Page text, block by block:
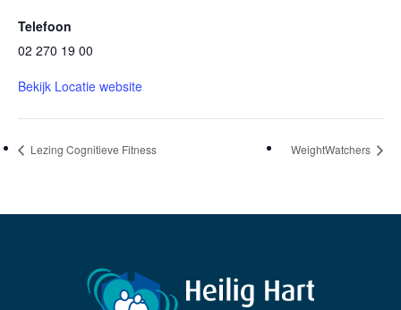
Telefoon
02 270 19 00
Bekijk Locatie website
Lezing Cognitieve Fitness WeightWatchers